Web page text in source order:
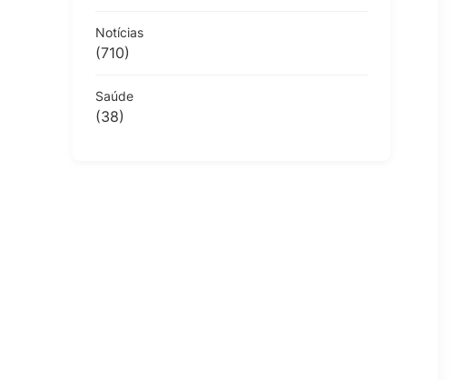
Notícias
(710)
Saúde
(38)